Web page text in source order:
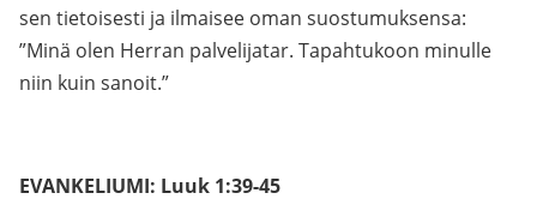
sen tietoisesti ja ilmaisee oman suostumuksensa:
”Minä olen Herran palvelijatar. Tapahtukoon minulle
niin kuin sanoit.”
EVANKELIUMI: Luuk 1:39-45